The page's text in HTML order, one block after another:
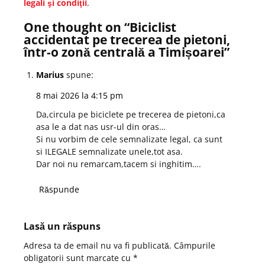
legali şi condiţii.
One thought on “Biciclist
accidentat pe trecerea de pietoni,
într-o zonă centrală a Timișoarei”
Marius spune:
8 mai 2026 la 4:15 pm
Da,circula pe biciclete pe trecerea de pietoni,ca
asa le a dat nas usr-ul din oras…
Si nu vorbim de cele semnalizate legal, ca sunt
si ILEGALE semnalizate unele,tot asa.
Dar noi nu remarcam,tacem si inghitim….
Răspunde
Lasă un răspuns
Adresa ta de email nu va fi publicată. Câmpurile
obligatorii sunt marcate cu *